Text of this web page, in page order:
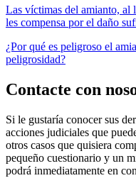
Las víctimas del amianto, al
les compensa por el daño
¿Por qué es peligroso el
peligrosidad?
Contacte con
Si le gustaría conocer sus
acciones judiciales que
otros casos que quisiera
pequeño cuestionario y un
podrá inmediatamente en